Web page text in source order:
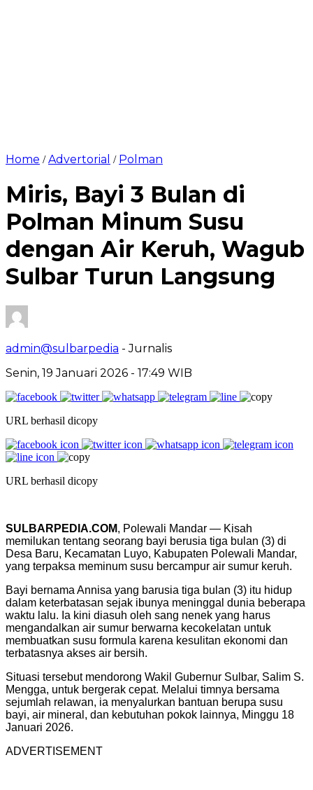
Home /Advertorial / Polman
Miris, Bayi 3 Bulan di
Polman Minum Susu
dengan Air Keruh, Wagub
Sulbar Turun Langsung
admin@sulbarpedia - Jurnalis
Senin, 19 Januari 2026 - 17:49 WIB
URL berhasil dicopy
URL berhasil dicopy
SULBARPEDIA.COM, Polewali Mandar — Kisah
memilukan tentang seorang bayi berusia tiga bulan (3) di
Desa Baru, Kecamatan Luyo, Kabupaten Polewali Mandar,
yang terpaksa meminum susu bercampur air sumur keruh.
Bayi bernama Annisa yang barusia tiga bulan (3) itu hidup
dalam keterbatasan sejak ibunya meninggal dunia beberapa
waktu lalu. Ia kini diasuh oleh sang nenek yang harus
mengandalkan air sumur berwarna kecokelatan untuk
membuatkan susu formula karena kesulitan ekonomi dan
terbatasnya akses air bersih.
Situasi tersebut mendorong Wakil Gubernur Sulbar, Salim S.
Mengga, untuk bergerak cepat. Melalui timnya bersama
sejumlah relawan, ia menyalurkan bantuan berupa susu
bayi, air mineral, dan kebutuhan pokok lainnya, Minggu 18
Januari 2026.
ADVERTISEMENT